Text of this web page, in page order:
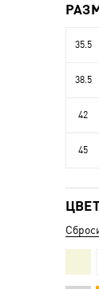
35.5
38.5
42
45